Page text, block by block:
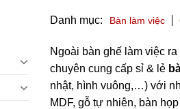
Danh mục: Bàn làm việc
Ngoài bàn ghế làm việc ra
chuyên cung cấp sỉ & lẻ
nhật, hình vuông,…) với
MDF, gỗ tự nhiên, bàn